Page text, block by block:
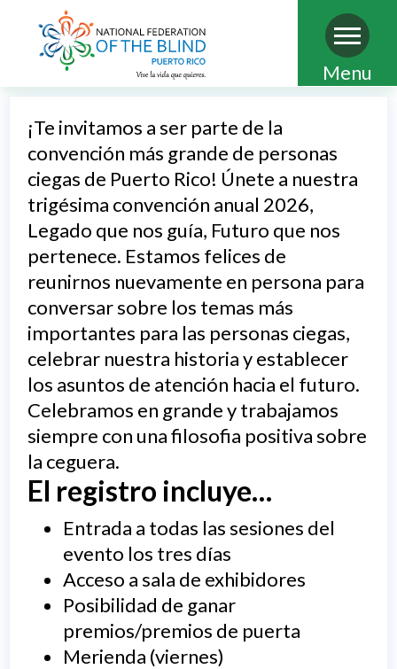
Pasar
al
contenido
principal
Menu
¡Te invitamos a ser parte de la
convención más grande de personas
ciegas de Puerto Rico! Únete a nuestra
trigésima convención anual 2026,
Legado que nos guía, Futuro que nos
pertenece. Estamos felices de
reunirnos nuevamente en persona para
conversar sobre los temas más
importantes para las personas ciegas,
celebrar nuestra historia y establecer
los asuntos de atención hacia el futuro.
Celebramos en grande y trabajamos
siempre con una filosofia positiva sobre
la ceguera.
El registro incluye…
Entrada a todas las sesiones del
evento los tres días
Acceso a sala de exhibidores
Posibilidad de ganar
premios/premios de puerta
Merienda (viernes)